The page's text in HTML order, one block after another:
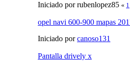
Iniciado por rubenlopez85 « 1
opel navi 600-900 mapas
Iniciado porcanoso131
Pantalla drively x